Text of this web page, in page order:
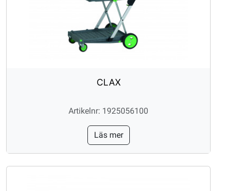
CLAX
Artikelnr: 1925056100
Läs mer